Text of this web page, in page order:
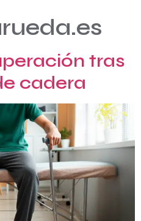
tras
cadera